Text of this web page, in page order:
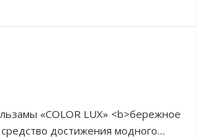
«COLOR LUX» <b>бережное
достижения модного